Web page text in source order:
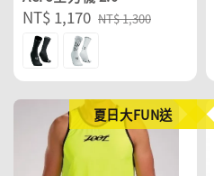
Sale
price
NT$ 1,170 Regular
NT$ 1,300
夏日大FUN送